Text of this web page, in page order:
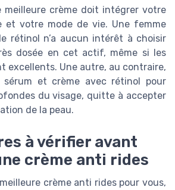
meilleure crème doit intégrer votre
et votre mode de vie. Une femme
rétinol n’a aucun intérêt à choisir
dosée en cet actif, même si les
excellents. Une autre, au contraire,
et crème avec rétinol pour
du visage, quitte à accepter
de la peau.
à vérifier avant
crème anti rides
crème anti rides pour vous,